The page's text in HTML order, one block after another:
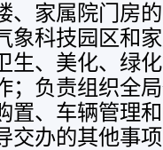
、家属院门房
象科技园区和
生、美化、绿
；负责组织全
置、车辆管理
交办的其他事